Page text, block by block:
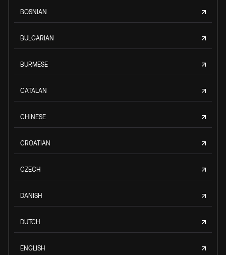
BOSNIAN
BULGARIAN
BURMESE
CATALAN
CHINESE
CROATIAN
CZECH
DANISH
DUTCH
ENGLISH